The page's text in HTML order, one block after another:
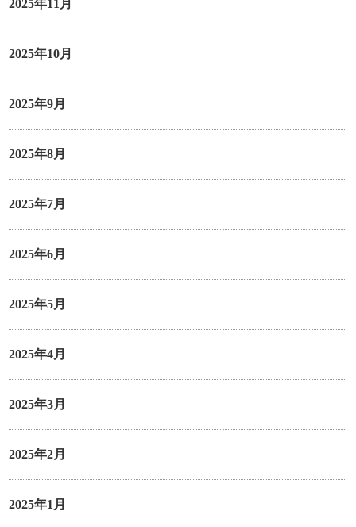
2025年11月
2025年10月
2025年9月
2025年8月
2025年7月
2025年6月
2025年5月
2025年4月
2025年3月
2025年2月
2025年1月